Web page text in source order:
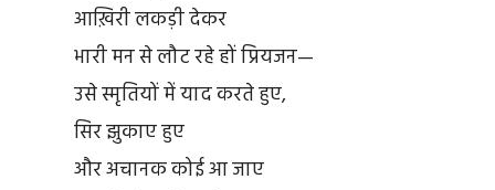
आख़िरी लकड़ी देकर
भारी मन से लौट रहे हों प्रियजन—
उसे स्मृतियों में याद करते हुए,
सिर झुकाए हुए
और अचानक कोई आ जाए